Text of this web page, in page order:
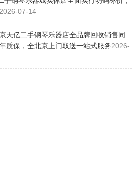
2026-07-14
天亿二手钢琴乐器店全品牌回收销售同
质保，全北京上门取送一站式服务2026-